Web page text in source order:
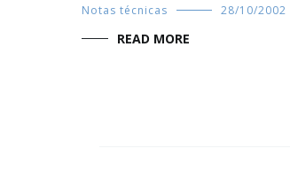
Notas técnicas 28/10/2002
READ MORE